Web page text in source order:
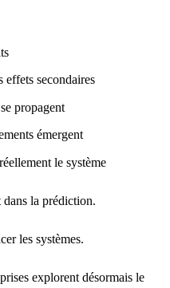
effets secondaires
propagent
émergent
le système
la prédiction.
les systèmes.
explorent désormais le